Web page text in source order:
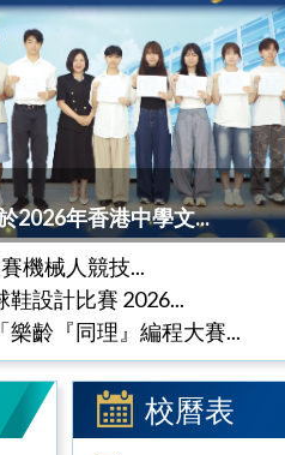
2026年香港中學文...
機械人競技...
設計比賽 2026...
齡『同理』編程大賽...
校曆表